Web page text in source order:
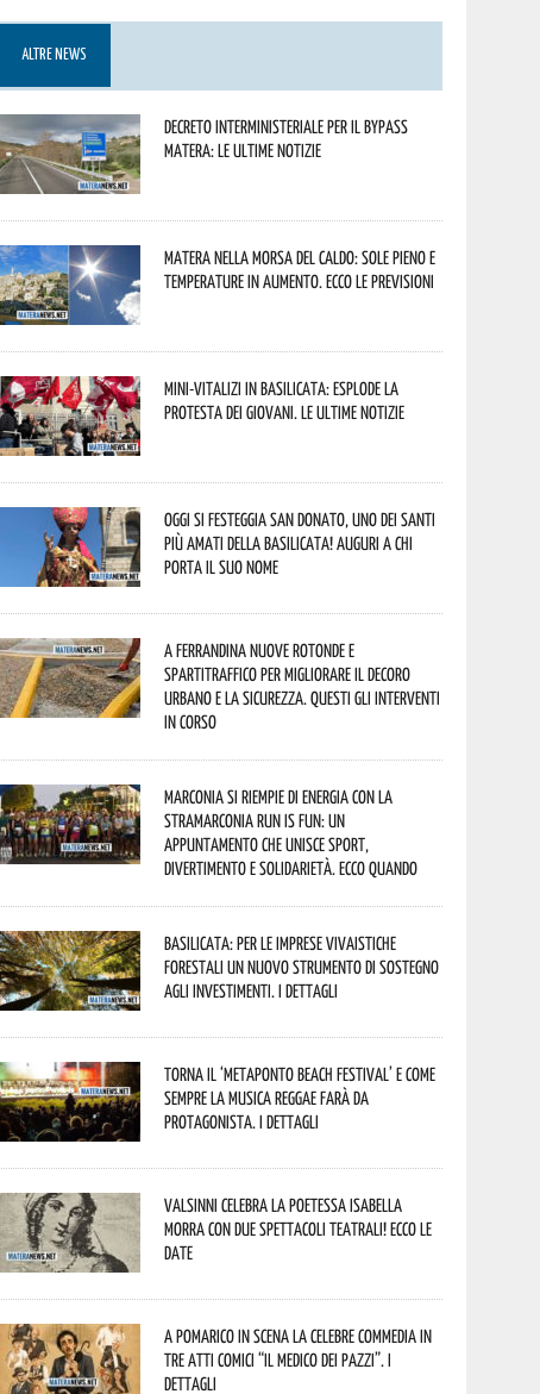
ALTRE NEWS
Decreto interministeriale per il Bypass
Matera: le ultime notizie
Matera nella morsa del caldo: sole pieno e
temperature in aumento. Ecco le previsioni
Mini-vitalizi in Basilicata: esplode la
protesta dei giovani. Le ultime notizie
Oggi si festeggia San Donato, uno dei Santi
più amati della Basilicata! Auguri a chi
porta il suo nome
A Ferrandina nuove rotonde e
spartitraffico per migliorare il decoro
urbano e la sicurezza. Questi gli interventi
in corso
Marconia si riempie di energia con la
StraMarconia Run is Fun: un
appuntamento che unisce sport,
divertimento e solidarietà. Ecco quando
Basilicata: per le imprese vivaistiche
forestali un nuovo strumento di sostegno
agli investimenti. I dettagli
Torna il ‘Metaponto beach festival’ e come
sempre la musica reggae farà da
protagonista. I dettagli
Valsinni celebra la poetessa Isabella
Morra con due spettacoli teatrali! Ecco le
date
A Pomarico in scena la celebre commedia in
tre atti comici “Il medico dei pazzi”. I
dettagli